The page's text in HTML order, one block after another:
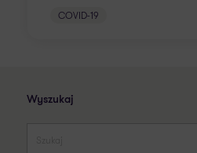
COVID-19
Wyszukaj